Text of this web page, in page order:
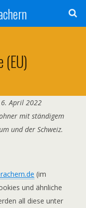
(EU)
6. April 2022
mit ständigem
und der Schweiz.
(im
und ähnliche
all diese unter